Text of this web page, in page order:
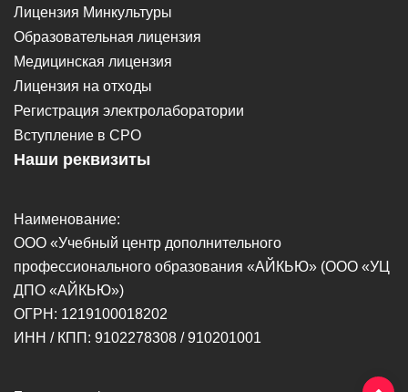
Лицензия Минкультуры
Образовательная лицензия
Медицинская лицензия
Лицензия на отходы
Регистрация электролаборатории
Вступление в СРО
Наши реквизиты
Наименование:
ООО «Учебный центр дополнительного
профессионального образования «АЙКЬЮ» (ООО «УЦ
ДПО «АЙКЬЮ»)
ОГРН: 1219100018202
ИНН / КПП: 9102278308 / 910201001